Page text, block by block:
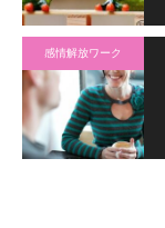
感情解放ワーク